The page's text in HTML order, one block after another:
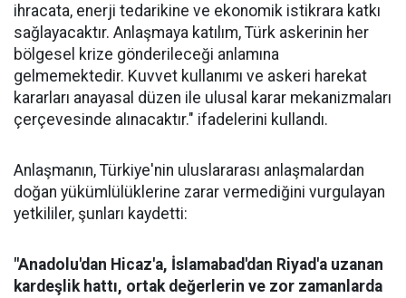
ihracata, enerji tedarikine ve ekonomik istikrara katkı
sağlayacaktır. Anlaşmaya katılım, Türk askerinin her
bölgesel krize gönderileceği anlamına
gelmemektedir. Kuvvet kullanımı ve askeri harekat
kararları anayasal düzen ile ulusal karar mekanizmaları
çerçevesinde alınacaktır." ifadelerini kullandı.
Anlaşmanın, Türkiye'nin uluslararası anlaşmalardan
doğan yükümlülüklerine zarar vermediğini vurgulayan
yetkililer, şunları kaydetti:
"Anadolu'dan Hicaz'a, İslamabad'dan Riyad'a uzanan
kardeşlik hattı, ortak değerlerin ve zor zamanlarda